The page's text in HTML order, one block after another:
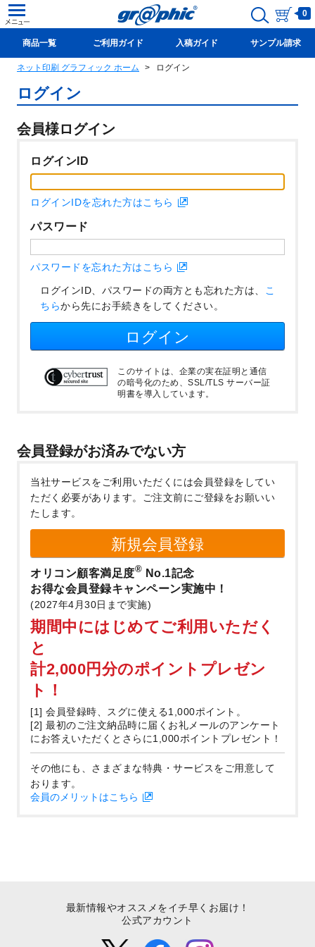
0
商品一覧 ご利用ガイド 入稿ガイド サンプル請求
新規会員登録(無料)
ネット印刷 グラフィック ホーム ログイン
ログイン
会員様ログイン
ログインID
ログインIDを忘れた方はこちら
パスワード
パスワードを忘れた方はこちら
ログインID、パスワードの両方とも忘れた方は、 こ
ちらから先にお手続きをしてください。
ログイン
このサイトは、企業の実在証明と通信
の暗号化のため、SSL/TLS サーバー証
明書を導入しています。
会員登録がお済みでない方
当社サービスをご利用いただくには会員登録をしてい
ただく必要があります。
ご注文前にご登録をお願いい
たします。
新規会員登録
オリコン顧客満足度® No.1記念
お得な会員登録キャンペーン実施中！
(2027年4月30日まで実施)
期間中にはじめてご利用いただく
と
計2,000円分のポイントプレゼン
ト！
[1] 会員登録時、スグに使える1,000ポイント。
[2] 最初のご注文納品時に届くお礼メールのアンケート
にお答えいただくとさらに1,000ポイントプレゼント！
その他にも、さまざまな特典・サービスをご用意して
おります。
会員のメリットはこちら
最新情報やオススメをイチ早くお届け！
公式アカウント